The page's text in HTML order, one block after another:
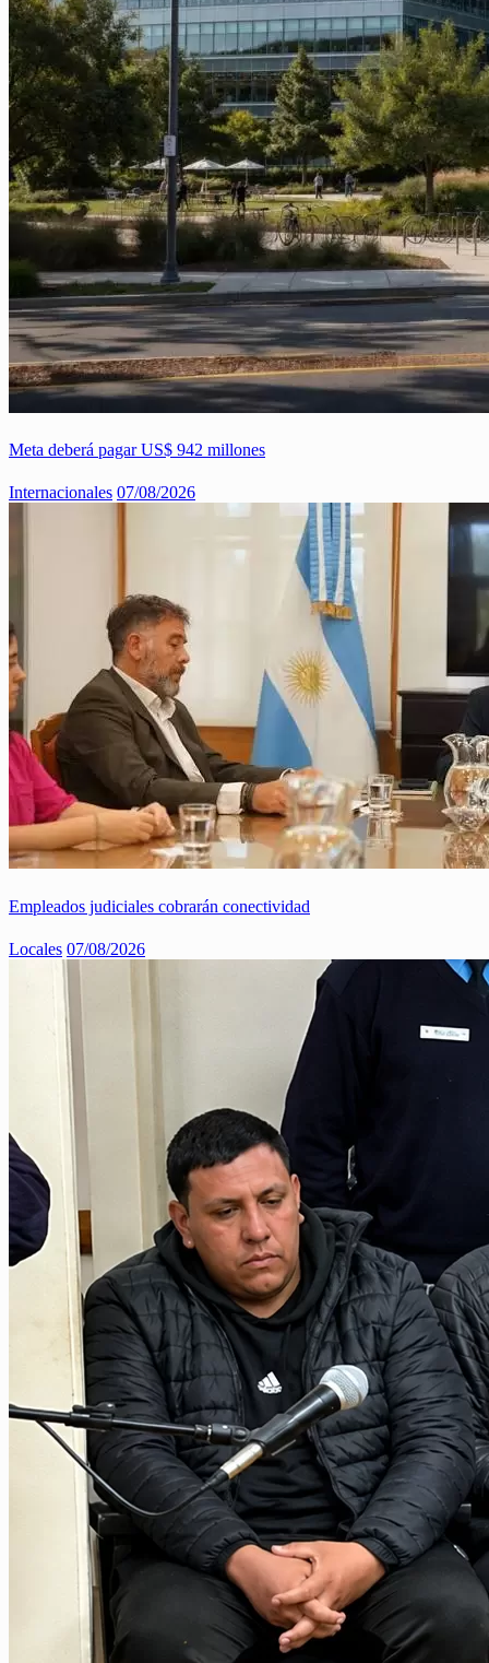
Meta deberá pagar US$ 942 millones
Internacionales 07/08/2026
Empleados judiciales cobrarán conectividad
Locales 07/08/2026